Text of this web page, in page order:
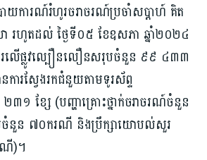
យការណ៍រំហូរចរាចរណ៍ប្រចាំសប្តាហ៍ គិត
ា រហូតដល់ ថ្ងៃទី០៥ ខែឧសភា ឆ្នាំ២០២៤
រលើផ្លូវល្បឿនលឿនសរុបចំនួន ៩៩ ៤៣៣
ារស្វែងរកជំនួយតាមទូរស័ព្ទ
១ ខ្សែ (បញ្ហាគ្រោះថ្នាក់ចរាចរណ៍ចំនួន
នួន ៧០ករណី និងប្រឹក្សាយោបល់សួរ
ណី)។